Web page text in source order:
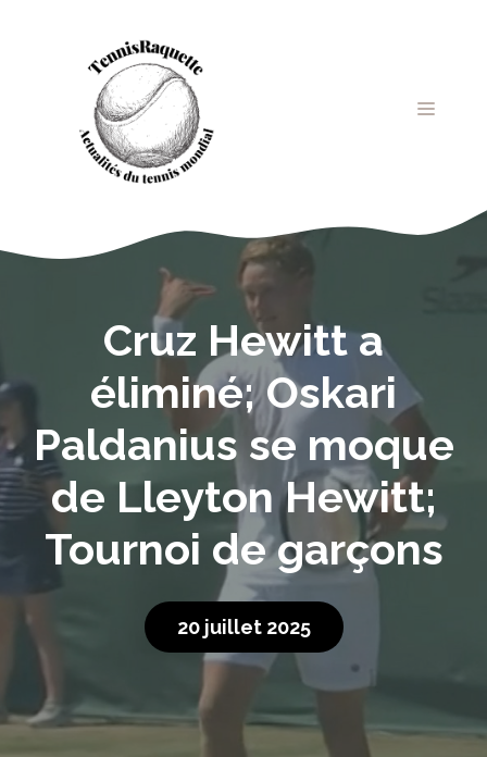
MENU
Cruz Hewitt a
éliminé; Oskari
Paldanius se moque
de Lleyton Hewitt;
Tournoi de garçons
20 juillet 2025